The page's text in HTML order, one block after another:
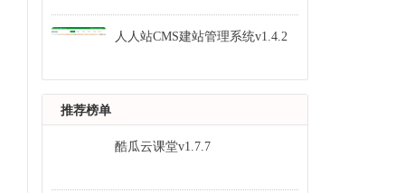
人人站CMS建站管理系统v1.4.2
推荐榜单
酷瓜云课堂v1.7.7